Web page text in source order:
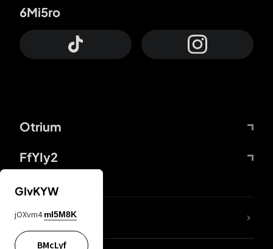
Otrium
FfYIy2
6Mi5ro
DDcvSo
GIvKYW
jOXvm4 mI5M8K
BMcLyf